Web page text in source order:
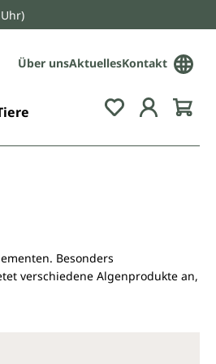
Über unsAktuellesKontakt
Du hast 0
Besonders
verschiedene Algenprodukte an,